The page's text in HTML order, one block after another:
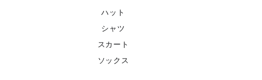
ハット
シャツ
スカート
ソックス